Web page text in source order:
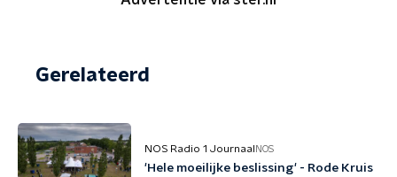
Gerelateerd
NOS Radio 1 Journaal NOS
'Hele moeilijke beslissing' - Rode Kruis